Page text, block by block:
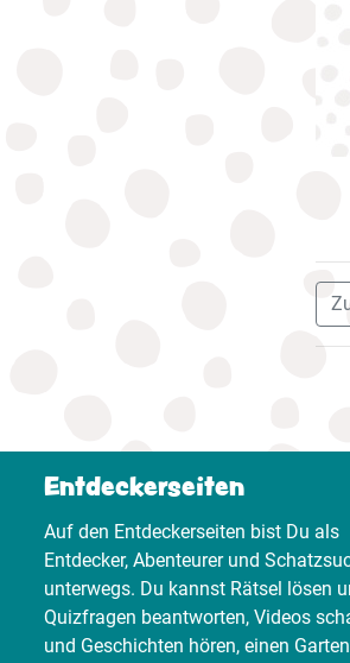
Entdeckerseiten
Auf den Entdeckerseiten bist Du als
Entdecker, Abenteurer und
unterwegs. Du kannst Rätsel lösen
Quizfragen beantworten, Videos
und Geschichten hören, einen Garten